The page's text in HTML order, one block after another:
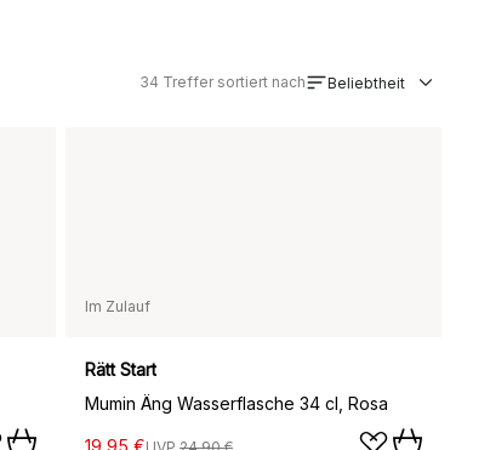
34 Treffer sortiert nach Beliebtheit
Im Zulauf
Rätt Start
Mumin Äng Wasserflasche 34 cl, Rosa
19,95 €